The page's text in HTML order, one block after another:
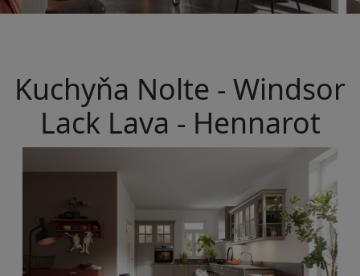
Kuchyňa Nolte - Windsor
Lack Lava - Hennarot